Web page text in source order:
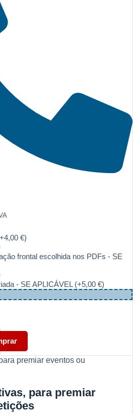
€)
frontal escolhida nos PDFs - SE
- SE APLICÁVEL (+5,00 €)
premiar eventos ou
para premiar